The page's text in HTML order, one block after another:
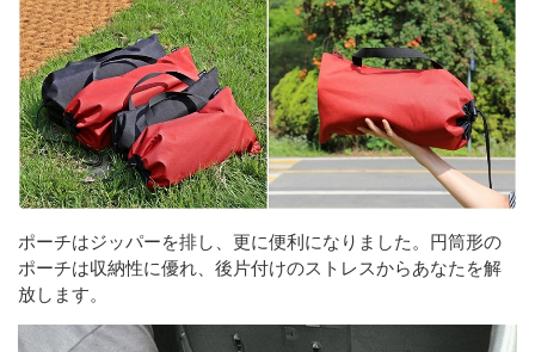
ポーチはジッパーを排し、更に便利になりました。円筒形の
ポーチは収納性に優れ、後片付けのストレスからあなたを解
放します。